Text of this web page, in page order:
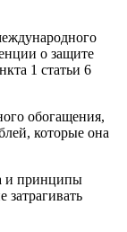
о защите
1 статьи 6
обогащения,
которые она
и принципы
затрагивать